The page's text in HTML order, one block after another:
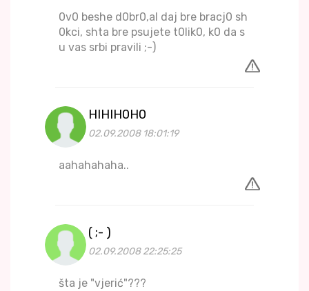
0v0 beshe d0br0,al daj bre bracj0 sh
0kci, shta bre psujete t0lik0, k0 da s
u vas srbi pravili ;-)
HIHIH0H0
02.09.2008 18:01:19
aahahahaha..
( ;- )
02.09.2008 22:25:25
šta je "vjerić"???